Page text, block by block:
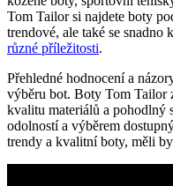
Tom Tailor si⁢ najdete boty
trendové, ⁤ale také se snadno
různé příležitosti.
Přehledné hodnocení a
výběru bot. Boty Tom ​Tailor
kvalitu materiálů a pohodlný
odolností ⁤a ⁢výběrem
⁢trendy ⁤a kvalitní boty, měli⁤